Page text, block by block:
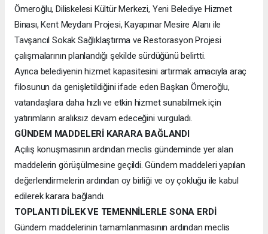
Ömeroğlu, Diliskelesi Kültür Merkezi, Yeni Belediye Hizmet
Binası, Kent Meydanı Projesi, Kayapınar Mesire Alanı ile
Tavşancıl Sokak Sağlıklaştırma ve Restorasyon Projesi
çalışmalarının planlandığı şekilde sürdüğünü belirtti.
Ayrıca belediyenin hizmet kapasitesini artırmak amacıyla araç
filosunun da genişletildiğini ifade eden Başkan Ömeroğlu,
vatandaşlara daha hızlı ve etkin hizmet sunabilmek için
yatırımların aralıksız devam edeceğini vurguladı.
GÜNDEM MADDELERİ KARARA BAĞLANDI
Açılış konuşmasının ardından meclis gündeminde yer alan
maddelerin görüşülmesine geçildi. Gündem maddeleri yapılan
değerlendirmelerin ardından oy birliği ve oy çokluğu ile kabul
edilerek karara bağlandı.
TOPLANTI DİLEK VE TEMENNİLERLE SONA ERDİ
Gündem maddelerinin tamamlanmasının ardından meclis